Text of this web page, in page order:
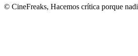
© CineFreaks, Hacemos crítica porque